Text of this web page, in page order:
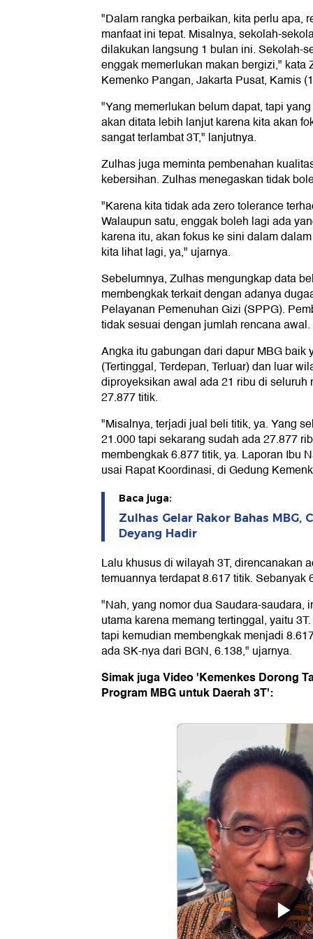
"Dalam rangka perbaikan, kita perlu apa,
manfaat ini tepat. Misalnya, sekolah-
dilakukan langsung 1 bulan ini. Sekolah-
enggak memerlukan makan bergizi," kata
Kemenko Pangan, Jakarta Pusat, Kamis
"Yang memerlukan belum dapat, tapi
akan ditata lebih lanjut karena kita akan
sangat terlambat 3T," lanjutnya.
Zulhas juga meminta pembenahan
kebersihan. Zulhas menegaskan tidak
"Karena kita tidak ada zero tolerance
Walaupun satu, enggak boleh lagi ada
karena itu, akan fokus ke sini dalam
kita lihat lagi, ya," ujarnya.
Sebelumnya, Zulhas mengungkap data
membengkak terkait dengan adanya
Pelayanan Pemenuhan Gizi (SPPG).
tidak sesuai dengan jumlah rencana awal.
Angka itu gabungan dari dapur MBG baik
(Tertinggal, Terdepan, Terluar) dan luar
diproyeksikan awal ada 21 ribu di seluruh
27.877 titik.
"Misalnya, terjadi jual beli titik, ya. Yang
21.000 tapi sekarang sudah ada 27.877
membengkak 6.877 titik, ya. Laporan Ibu
usai Rapat Koordinasi, di Gedung
Baca juga:
Zulhas Gelar Rakor Bahas MBG,
Deyang Hadir
Lalu khusus di wilayah 3T, direncanakan
temuannya terdapat 8.617 titik. Sebanyak
"Nah, yang nomor dua Saudara-saudara,
utama karena memang tertinggal, yaitu
tapi kemudian membengkak menjadi
ada SK-nya dari BGN, 6.138," ujarnya.
Simak juga Video 'Kemenkes Dorong
Program MBG untuk Daerah 3T':